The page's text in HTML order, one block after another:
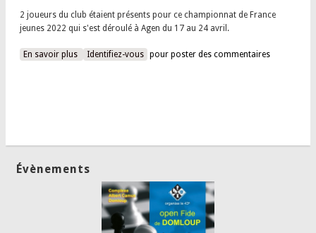
2 joueurs du club étaient présents pour ce championnat de France
jeunes 2022 qui s'est déroulé à Agen du 17 au 24 avril.
En savoir plus
à propos de Résultats du championnat de France jeunes
Identifiez-vous pour poster des commentaires
Évènements